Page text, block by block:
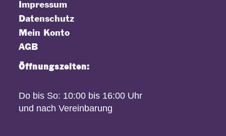
Impressum
Datenschutz
Mein Konto
AGB
Öffnungszeiten:
Do bis So: 10:00 bis 16:00 Uhr
und nach Vereinbarung